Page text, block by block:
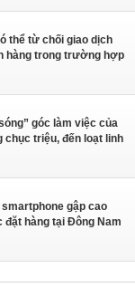
thể từ chối giao dịch
hàng trong trường hợp
góc làm việc của
chục triệu, đến loạt linh
gập cao
đặt hàng tại Đông Nam